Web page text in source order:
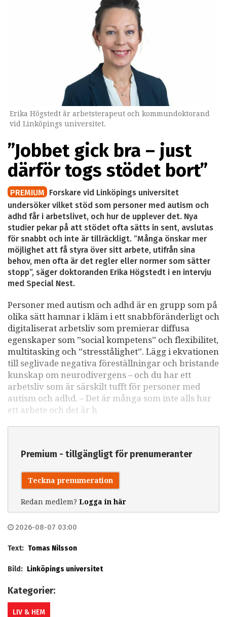
Erika Högstedt är arbetsterapeut och kommundoktorand
vid Linköpings universitet.
”Jobbet gick bra – just
därför togs stödet bort”
PREMIUM Forskare vid Linköpings universitet
undersöker vilket stöd som personer med autism och
adhd får i arbetslivet, och hur de upplever det. Nya
studier pekar på att stödet ofta sätts in sent, avslutas
för snabbt och inte är tillräckligt. ”Många önskar mer
möjlighet att få styra över sitt arbete, utifrån sina
behov, men ofta är det regler eller normer som sätter
stopp”, säger doktoranden Erika Högstedt i en intervju
med Special Nest.
Personer med autism och adhd är en grupp som på
olika sätt hamnar i kläm i ett snabbföränderligt och
digitaliserat arbetsliv som premierar diffusa
egenskaper som ”social kompetens” och flexibilitet,
multitasking och ”stresstålighet”. Lägg i ekvationen
till seglivade negativa föreställningar och bristande
kunskap om neurodivergens – och du har ett
arbetsliv som är särskilt tufft för personer med
autism och adhd. – Det är många som inte alls har
ett arbete och det är h
Premium - tillgängligt för prenumeranter
Teckna prenumeration
Redan medlem? Logga in här
2026-08-07 03:00
Text: Tomas Nilsson
Bild: Linköpings universitet
Kategorier:
LIV & HEM